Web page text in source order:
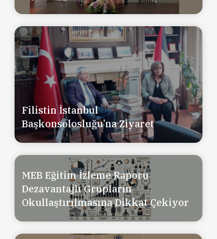
Filistin İstanbul
Başkonsolosluğu’na Ziyaret
MEB Eğitim İzleme Raporu
Dezavantajlı Grupların
Okullaştırılmasına Dikkat Çekiyor